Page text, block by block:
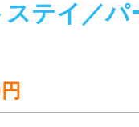
マなど） ・
ブレット入力
況把握（介護
送迎業務あり
める業務